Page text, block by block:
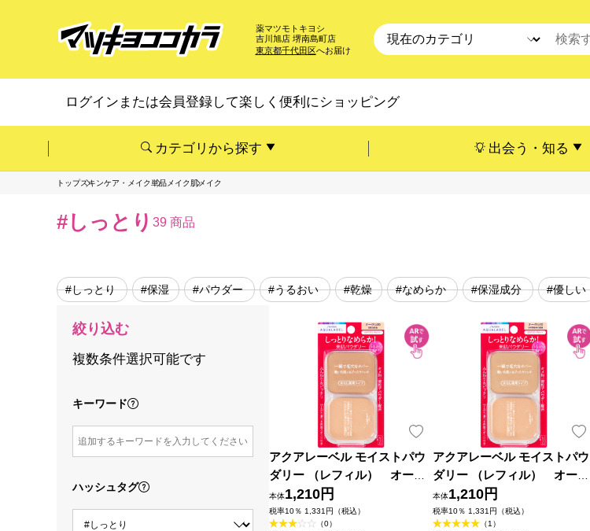
薬マツモトキヨシ
吉川旭店 堺南島町店
東京都千代田区へお届け
ログインまたは会員登録して楽しく便利にショッピング
カテゴリから探す 出会う・知る
トップスキンケア・メイク単品メイク肌メイク
#しっとり 39 商品
#しっとり #保湿 #パウダー #うるおい #乾燥 #なめらか #保湿成分 #優しい
絞り込む
複数条件選択可能です
キーワード
ハッシュタグ
アクアレーベル モイストパウ
ダリー （レフィル） オーク
ル20 １１．５ｇ 資生堂
本体1,210円
税率10％ 1,331円（税込）
（0）
アクアレーベル モイストパウ
ダリー （レフィル） オーク
ル10 １１．５ｇ 資生堂
本体1,210円
税率10％ 1,331円（税込）
（1）